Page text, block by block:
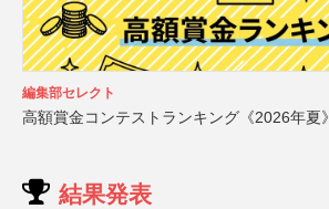
編集部セレクト
高額賞金コンテストランキング《2026年夏》
結果発表